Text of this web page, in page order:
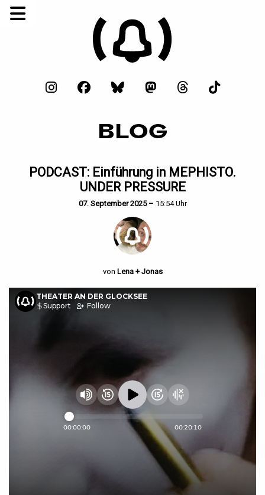
BLOG
PODCAST: Einführung in MEPHISTO.
UNDER PRESSURE
07. September 2025 – 15:54 Uhr
von Lena + Jonas